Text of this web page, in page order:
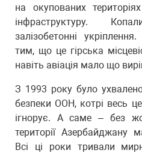
на окупованих
інфраструктуру.
залізобетонні
тим, що це гірська
навіть авіація мало що
З 1993 року було
безпеки ООН, котрі весь
ігнорує. А саме – без
території Азербайджану
Всі ці роки тривали